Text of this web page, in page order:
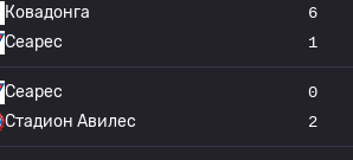
Ковадонга
Сеарес
6
1
Сеарес
Стадион Авилес
0
2